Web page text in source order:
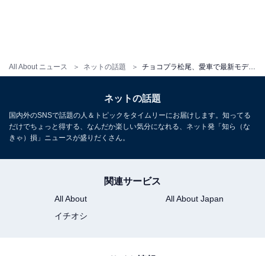
All About ニュース ネットの話題 チョコプラ松尾、愛車で最新モデルのカングーを公開！ 「最高のチョイス！コイツは名車だよ」「似合ってるぅ」
ネットの話題
国内外のSNSで話題の人＆トピックをタイムリーにお届けします。知ってる
だけでちょっと得する、なんだか楽しい気分になれる、ネット発「知ら（な
きゃ）損」ニュースが盛りだくさん。
関連サービス
All About
All About Japan
イチオシ